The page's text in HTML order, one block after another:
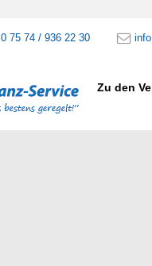
0 75 74 / 936 22 30
Zu den